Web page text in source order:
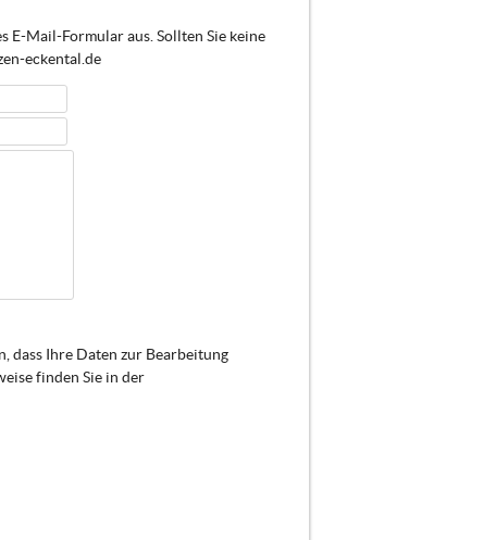
E-Mail-Formular aus. Sollten Sie keine
eckental.de
dass Ihre Daten zur Bearbeitung
finden Sie in der